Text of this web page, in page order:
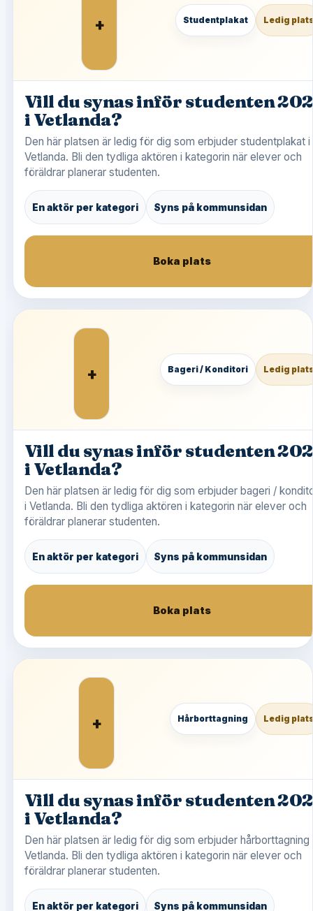
+ Studentplakat Ledig
Vill du synas inför studenten
i Vetlanda?
Den här platsen är ledig för dig som erbjuder studentplakat i
Vetlanda. Bli den tydliga aktören i kategorin när elever och
föräldrar planerar studenten.
En aktör per kategori Syns på kommunsidan
Boka plats
+ Bageri / Konditori Ledig
Vill du synas inför studenten
i Vetlanda?
Den här platsen är ledig för dig som erbjuder bageri /
i Vetlanda. Bli den tydliga aktören i kategorin när elever och
föräldrar planerar studenten.
En aktör per kategori Syns på kommunsidan
Boka plats
+ Hårborttagning Ledig
Vill du synas inför studenten
i Vetlanda?
Den här platsen är ledig för dig som erbjuder hårborttagning
Vetlanda. Bli den tydliga aktören i kategorin när elever och
föräldrar planerar studenten.
En aktör per kategori Syns på kommunsidan